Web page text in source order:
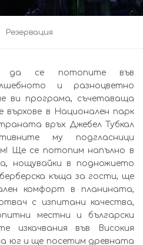
Резервация
да се потопите във
и разноцветно
ви програма, съчетаваща
върхове в Национален парк
връх Джебел Тубкал
му подгласници
Ще се потопим напълно в
нощувайки в подножието
къща за гости, ще
комфорт в планината,
с изпитани качества,
местни и български
изкачвания във Високия
юг и ще посетим древната